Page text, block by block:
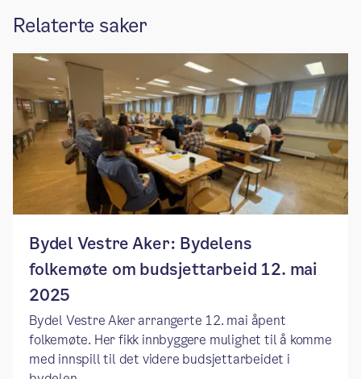
Relaterte saker
Bydel Vestre Aker: Bydelens
folkemøte om budsjettarbeid 12. mai
2025
Bydel Vestre Aker arrangerte 12. mai åpent
folkemøte. Her fikk innbyggere mulighet til å komme
med innspill til det videre budsjettarbeidet i